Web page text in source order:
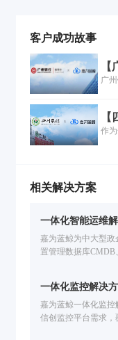
客户成功故事
布
广
等
控
维
作
合
技
可
相关解决方案
一体化智能运维
嘉为蓝鲸为中大型
置管理数据库
产信创环境，提升
一体化监控解决
嘉为蓝鲸一体化监
信创监控平台需求